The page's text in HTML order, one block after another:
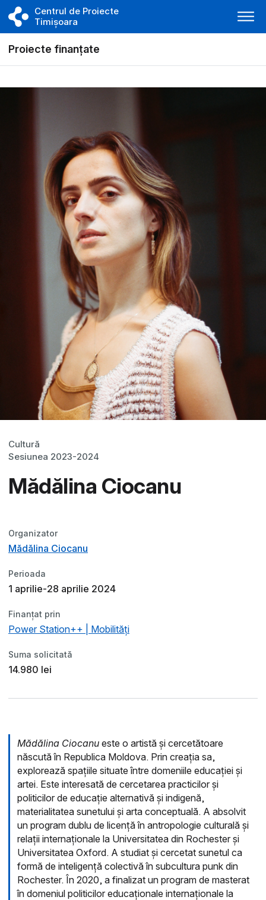
Centrul de Proiecte
Timișoara
Proiecte finanțate
Cultură
Sesiunea 2023-2024
Mădălina Ciocanu
Organizator
Mădălina Ciocanu
Perioada
1 aprilie-28 aprilie 2024
Finanțat prin
Power Station++ | Mobilități
Suma solicitată
14.980 lei
Mădălina Ciocanu este o artistă și cercetătoare
născută în Republica Moldova. Prin creația sa,
explorează spațiile situate între domeniile educației și
artei. Este interesată de cercetarea practicilor și
politicilor de educație alternativă și indigenă,
materialitatea sunetului și arta conceptuală. A absolvit
un program dublu de licență în antropologie culturală și
relații internaționale la Universitatea din Rochester și
Universitatea Oxford. A studiat și cercetat sunetul ca
formă de inteligență colectivă în subcultura punk din
Rochester. În 2020, a finalizat un program de masterat
în domeniul politicilor educaționale internaționale la